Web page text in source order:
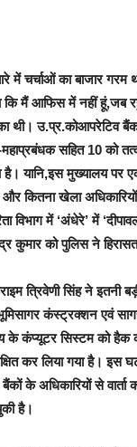
मेंचर्चाओं का बाजार
कि मैं आफिस में नहीं हूं,जब
थी। उ.प्र.कोआपरेटिव
सहित 10 को
है।यानि,इस मुख्यालय पर
कितना खेला
विभाग में ‘अंधेरे’ में
कुमार को पुलिस ने
त्रिवेणी सिंह ने
कंस्ट्रक्शन एवं
के कंप्यूटर सिस्टम को हैक
कर लिया गया है।
के अधिकारियों से
है।